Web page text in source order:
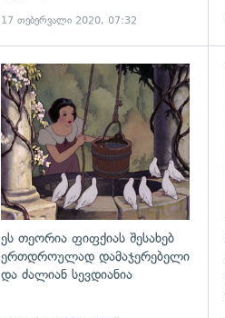
17 თებერვალი 2020, 07:32
ეს თეორია ფიფქიას შესახებ
ერთდროულად დამაჯერებელი
და ძალიან სევდიანია